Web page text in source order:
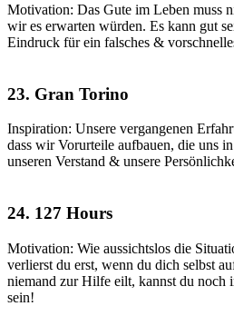
Motivation: Das Gute im Leben muss
wir es erwarten würden. Es kann gut
Eindruck für ein falsches &
23. Gran Torino
Inspiration: Unsere vergangenen
dass wir Vorurteile aufbauen, die uns
unseren Verstand & unsere
24. 127 Hours
Motivation: Wie aussichtslos die
verlierst du erst, wenn du dich selbst
niemand zur Hilfe eilt, kannst du noch
sein!